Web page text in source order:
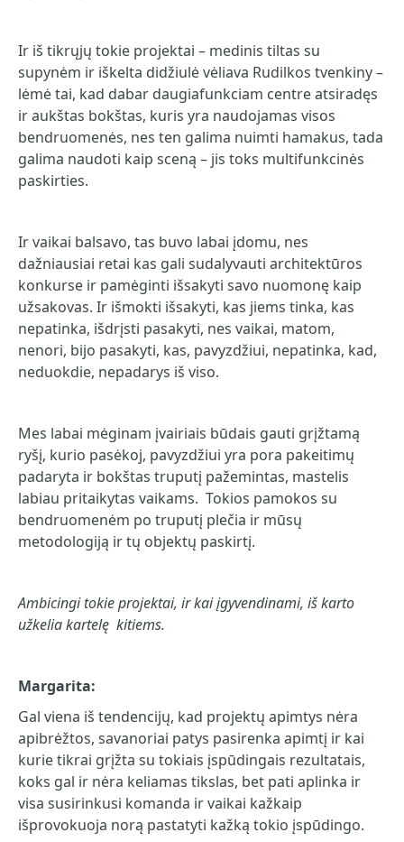
Ir iš tikrųjų tokie projektai – medinis tiltas su
supynėm ir iškelta didžiulė vėliava Rudilkos tvenkiny –
lėmė tai, kad dabar daugiafunkciam centre atsiradęs
ir aukštas bokštas, kuris yra naudojamas visos
bendruomenės, nes ten galima nuimti hamakus, tada
galima naudoti kaip sceną – jis toks multifunkcinės
paskirties.
Ir vaikai balsavo, tas buvo labai įdomu, nes
dažniausiai retai kas gali sudalyvauti architektūros
konkurse ir pamėginti išsakyti savo nuomonę kaip
užsakovas. Ir išmokti išsakyti, kas jiems tinka, kas
nepatinka, išdrįsti pasakyti, nes vaikai, matom,
nenori, bijo pasakyti, kas, pavyzdžiui, nepatinka, kad,
neduokdie, nepadarys iš viso.
Mes labai mėginam įvairiais būdais gauti grįžtamą
ryšį, kurio pasėkoj, pavyzdžiui yra pora pakeitimų
padaryta ir bokštas truputį pažemintas, mastelis
labiau pritaikytas vaikams. Tokios pamokos su
bendruomenėm po truputį plečia ir mūsų
metodologiją ir tų objektų paskirtį.
Ambicingi tokie projektai, ir kai įgyvendinami, iš karto
užkelia kartelę kitiems.
Margarita:
Gal viena iš tendencijų, kad projektų apimtys nėra
apibrėžtos, savanoriai patys pasirenka apimtį ir kai
kurie tikrai grįžta su tokiais įspūdingais rezultatais,
koks gal ir nėra keliamas tikslas, bet pati aplinka ir
visa susirinkusi komanda ir vaikai kažkaip
išprovokuoja norą pastatyti kažką tokio įspūdingo.